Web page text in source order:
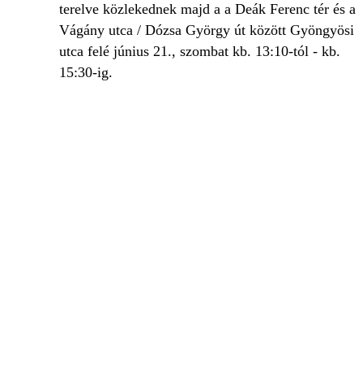
terelve közlekednek majd a a Deák Ferenc tér és a
Vágány utca / Dózsa György út között Gyöngyösi
utca felé június 21., szombat kb. 13:10-tól - kb.
15:30-ig.